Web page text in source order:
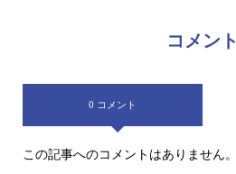
コメント
0 コメント
この記事へのコメントはありません。